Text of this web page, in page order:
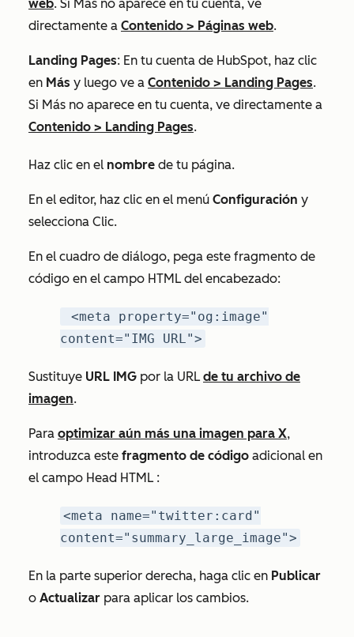
web. Si Más no aparece en tu cuenta, ve
directamente a Contenido > Páginas web.
Landing Pages: En tu cuenta de HubSpot, haz clic
en Más y luego ve a Contenido > Landing Pages.
Si Más no aparece en tu cuenta, ve directamente a
Contenido > Landing Pages.
Haz clic en el nombre de tu página.
En el editor, haz clic en el menú Configuración y
selecciona Clic.
En el cuadro de diálogo, pega este fragmento de
código en el campo HTML del encabezado:
<meta property="og:image"
content="IMG URL">
Sustituye URL IMG por la URL de tu archivo de
imagen.
Para optimizar aún más una imagen para X,
introduzca este fragmento de código adicional en
el campo Head HTML :
<meta name="twitter:card"
content="summary_large_image">
En la parte superior derecha, haga clic en Publicar
o Actualizar para aplicar los cambios.